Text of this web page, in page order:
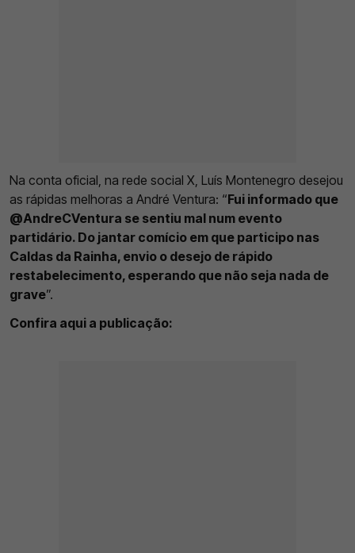
Na conta oficial, na rede social X, Luís Montenegro desejou
as rápidas melhoras a André Ventura: “Fui informado que
@AndreCVentura se sentiu mal num evento
partidário. Do jantar comício em que participo nas
Caldas da Rainha, envio o desejo de rápido
restabelecimento, esperando que não seja nada de
grave”.
Confira aqui a publicação: